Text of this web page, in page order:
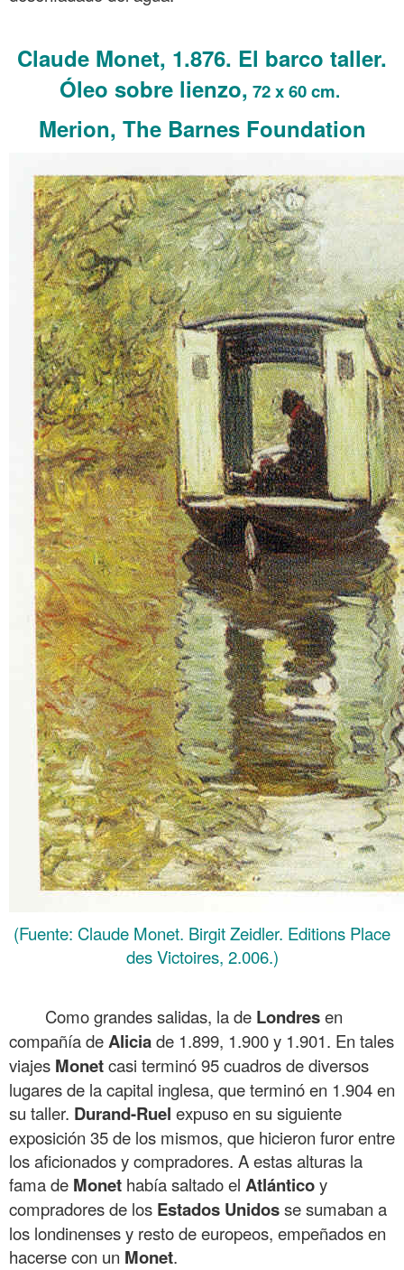
Claude Monet, 1.876. El barco taller.
Óleo sobre lienzo, 72 x 60 cm.
Merion, The Barnes Foundation
(Fuente: Claude Monet. Birgit Zeidler. Editions Place
des Victoires, 2.006.)
Como grandes salidas, la de Londresen
compañía deAliciade 1.899, 1.900 y 1.901. En tales
viajes Monetcasi terminó 95 cuadros de diversos
lugares de la capital inglesa, que terminó en 1.904 en
su taller. Durand-Ruel expuso en su siguiente
exposición 35 de los mismos, que hicieron furor entre
los aficionados y compradores. A estas alturas la
fama de Monet había saltado el Atlánticoy
compradores de los Estados Unidosse sumaban a
los londinenses y resto de europeos, empeñados en
hacerse con un Monet.